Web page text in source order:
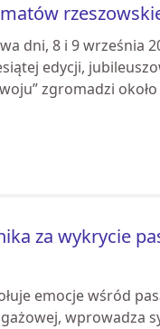
dni, 8 i 9 września
edycji,
zgromadzi
za wykrycie
emocje wśród
wprowadza